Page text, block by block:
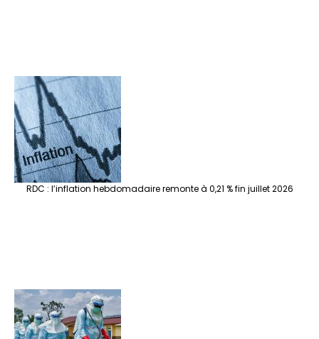
RDC : l’inflation hebdomadaire remonte à 0,21 % fin juillet 2026